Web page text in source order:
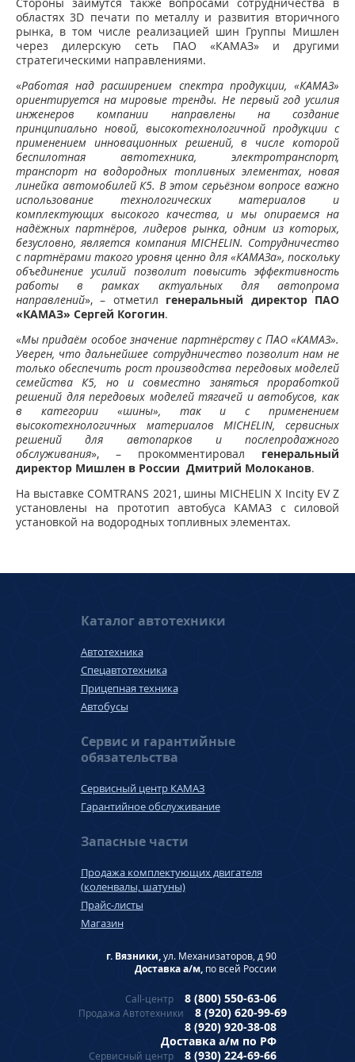
областях 3D печати по металлу и развития вторичного
рынка, в том числе реализацией шин Группы Мишлен
через дилерскую сеть ПАО «КАМАЗ» и другими
стратегическими направлениями.
«Работая над расширением спектра продукции, «КАМАЗ»
ориентируется на мировые тренды. Не первый год усилия
инженеров компании направлены на создание
принципиально новой, высокотехнологичной продукции с
применением инновационных решений, в числе которой
беспилотная автотехника, электротранспорт,
транспорт на водородных топливных элементах, новая
линейка автомобилей К5. В этом серьёзном вопросе важно
использование технологических материалов и
комплектующих высокого качества, и мы опираемся на
надёжных партнёров, лидеров рынка, одним из которых,
безусловно, является компания MICHELIN. Сотрудничество
с партнёрами такого уровня ценно для «КАМАЗа», поскольку
объединение усилий позволит повысить эффективность
работы в рамках актуальных для автопрома
направлений», – отметил генеральный директор ПАО
«КАМАЗ» Сергей Когогин.
«Мы придаём особое значение партнёрству с ПАО «КАМАЗ».
Уверен, что дальнейшее сотрудничество позволит нам не
только обеспечить рост производства передовых моделей
семейства К5, но и совместно заняться проработкой
решений для передовых моделей тягачей и автобусов, как
в категории «шины», так и с применением
высокотехнологичных материалов MICHELIN, сервисных
решений для автопарков и послепродажного
обслуживания», – прокомментировал генеральный
директор Мишлен в России Дмитрий Молоканов.
На выставке COMTRANS 2021, шины MICHELIN X Incity EV Z
установлены на прототип автобуса КАМАЗ с силовой
установкой на водородных топливных элементах.
Каталог автотехники
Автотехника
Спецавтотехника
Прицепная техника
Автобусы
Сервис и гарантийные
обязательства
Сервисный центр КАМАЗ
Гарантийное обслуживание
Запасные части
Продажа комплектующих двигателя
(коленвалы, шатуны)
Прайс-листы
Магазин
г. Вязники,ул. Механизаторов, д 90
Доставка а/м, по всей России
Call-центр 8 (800) 550-63-06
Продажа Автотехники
8 (920) 620-99-69
8 (920) 920-38-08
Доставка а/м по РФ
Сервисный центр 8 (930) 224-69-66